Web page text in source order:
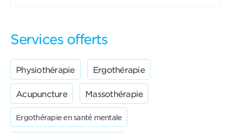
Services offerts
Physiothérapie Ergothérapie
Acupuncture Massothérapie
Ergothérapie en santé mentale